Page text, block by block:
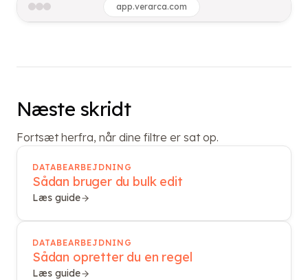
app.verarca.com
Næste skridt
Fortsæt herfra, når dine filtre er sat op.
DATABEARBEJDNING
Sådan bruger du bulk edit
Læs guide
DATABEARBEJDNING
Sådan opretter du en regel
Læs guide